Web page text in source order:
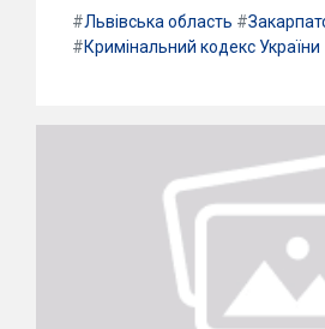
#Львівська область #
#Кримінальний кодекс України